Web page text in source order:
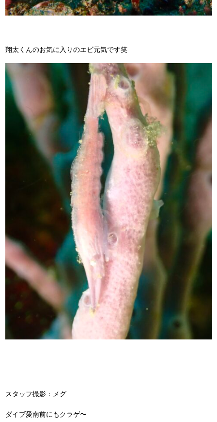
翔太くんのお気に入りのエビ元気です笑
スタッフ撮影：メグ
ダイブ愛南前にもクラゲ〜